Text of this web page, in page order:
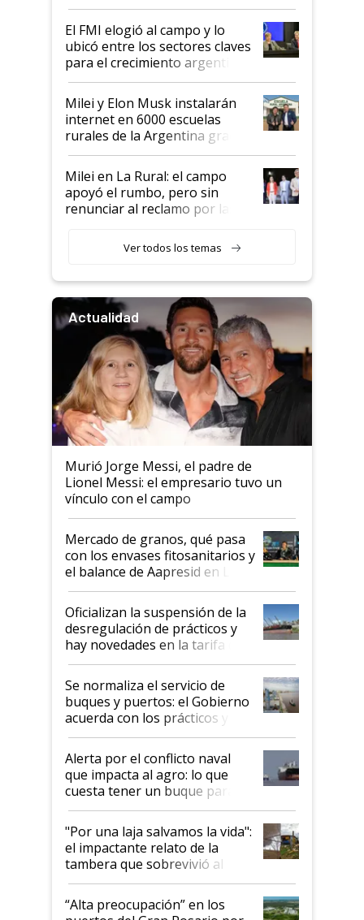
de Milei
El FMI elogió al campo y lo
ubicó entre los sectores claves
para el crecimiento argentino
Milei y Elon Musk instalarán
internet en 6000 escuelas
rurales de la Argentina gracias
a un acuerdo con Starlink
Milei en La Rural: el campo
apoyó el rumbo, pero sin
renunciar al reclamo por las
Ver todos los temas
Actualidad
Murió Jorge Messi, el padre de
Lionel Messi: el empresario tuvo un
vínculo con el campo
Mercado de granos, qué pasa
con los envases fitosanitarios y
el balance de Aapresid en La
Posta
Oficializan la suspensión de la
desregulación de prácticos y
hay novedades en la tarifa de
la hidrovía
Se normaliza el servicio de
buques y puertos: el Gobierno
acuerda con los prácticos y
suspende el decreto de
desregulación
Alerta por el conflicto naval
que impacta al agro: lo que
cuesta tener un buque parado
y el peligro de que Argentina
pase a ser "país sucio"
"Por una laja salvamos la vida":
el impactante relato de la
tambera que sobrevivió al
tornado
“Alta preocupación” en los